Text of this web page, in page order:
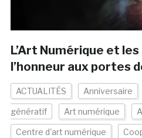
L’Art Numérique et
l’honneur aux portes
ACTUALITÉS Anniversaire
génératif Art numérique
Centre d'art numérique